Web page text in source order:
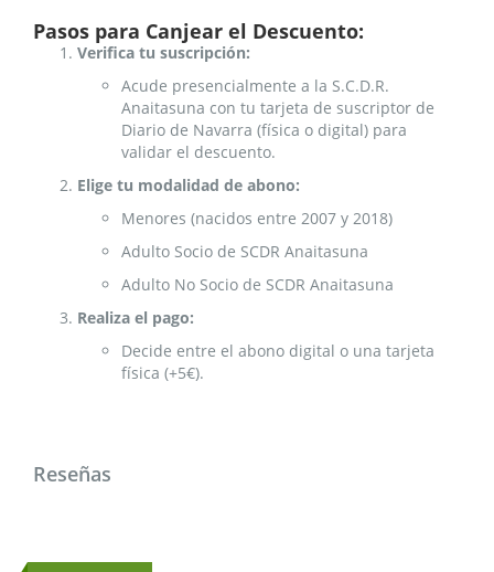
Pasos para Canjear el Descuento:
Verifica tu suscripción:
Acude presencialmente a la S.C.D.R.
Anaitasuna con tu tarjeta de suscriptor de
Diario de Navarra (física o digital) para
validar el descuento.
Elige tu modalidad de abono:
Menores (nacidos entre 2007 y 2018)
Adulto Socio de SCDR Anaitasuna
Adulto No Socio de SCDR Anaitasuna
Realiza el pago:
Decide entre el abono digital o una tarjeta
física (+5€).
Reseñas